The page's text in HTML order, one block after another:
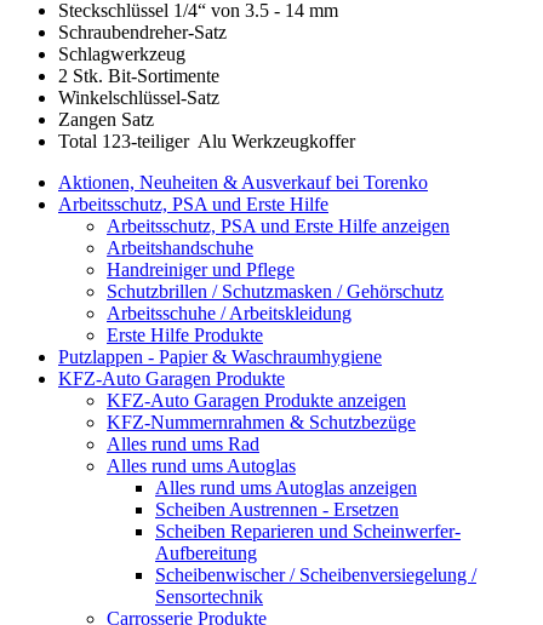
Steckschlüssel 1/4“ von 3.5 - 14 mm
Schraubendreher-Satz
Schlagwerkzeug
2 Stk. Bit-Sortimente
Winkelschlüssel-Satz
Zangen Satz
Total 123-teiliger Alu Werkzeugkoffer
Aktionen, Neuheiten & Ausverkauf bei Torenko
Arbeitsschutz, PSA und Erste Hilfe
Arbeitsschutz, PSA und Erste Hilfe anzeigen
Arbeitshandschuhe
Handreiniger und Pflege
Schutzbrillen / Schutzmasken / Gehörschutz
Arbeitsschuhe / Arbeitskleidung
Erste Hilfe Produkte
Putzlappen - Papier & Waschraumhygiene
KFZ-Auto Garagen Produkte
KFZ-Auto Garagen Produkte anzeigen
KFZ-Nummernrahmen & Schutzbezüge
Alles rund ums Rad
Alles rund ums Autoglas
Alles rund ums Autoglas anzeigen
Scheiben Austrennen - Ersetzen
Scheiben Reparieren und Scheinwerfer-
Aufbereitung
Scheibenwischer / Scheibenversiegelung /
Sensortechnik
Carrosserie Produkte